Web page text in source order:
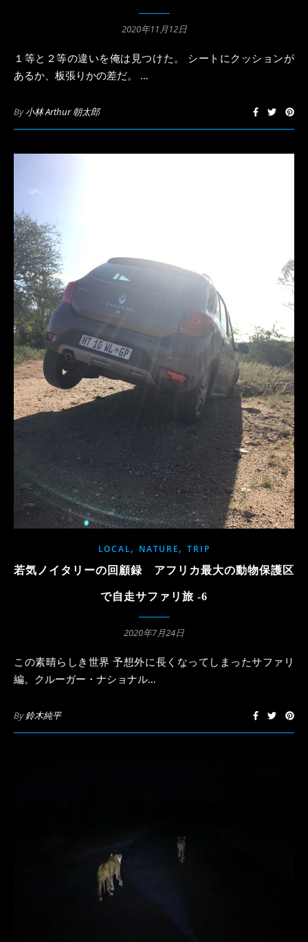
2020年11月12日
１等と２等の違いを俺は見つけた。 シートにクッションが
あるか、板張りかの差だ。 …
By小林 Arthur 朝太郎
LOCAL, NATURE,TRIP
若気ノイタリーの回顧録 アフリカ最大の動物保護区
で自走サファリ旅 -6
2020年7月24日
この素晴らしき世界 予想外に長くなってしまったサファリ
編。クルーガー・ナショナル…
By鈴木純平